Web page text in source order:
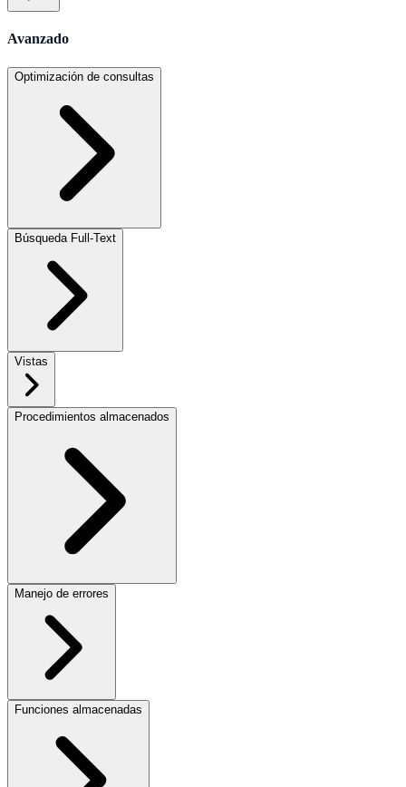
Avanzado
Optimización de consultas
Búsqueda Full-Text
Vistas
Procedimientos almacenados
Manejo de errores
Funciones almacenadas